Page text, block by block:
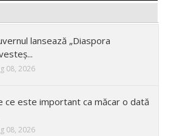
lansează „Diaspora
08, 2026
ce este important ca măcar o dată
08, 2026